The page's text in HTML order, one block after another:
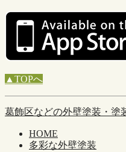
▲TOPへ
葛飾区などの外壁塗装・塗
HOME
多彩な外壁塗装